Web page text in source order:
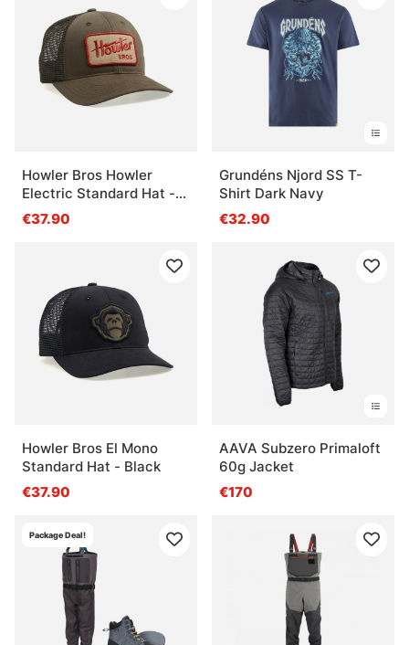
Howler Bros Howler
Electric Standard Hat -
Fatigue
€37.90
Grundéns Njord SS T-
Shirt Dark Navy
€32.90
Howler Bros El Mono
Standard Hat - Black
€37.90
AAVA Subzero Primaloft
60g Jacket
€170
Package Deal!